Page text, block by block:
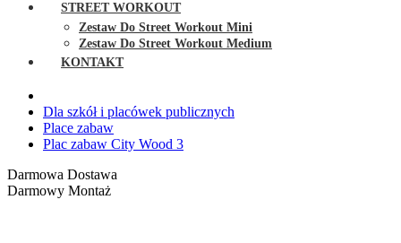
STREET WORKOUT
Zestaw Do Street Workout Mini
Zestaw Do Street Workout Medium
KONTAKT
Dla szkół i placówek publicznych
Place zabaw
Plac zabaw City Wood 3
Darmowa Dostawa
Darmowy Montaż